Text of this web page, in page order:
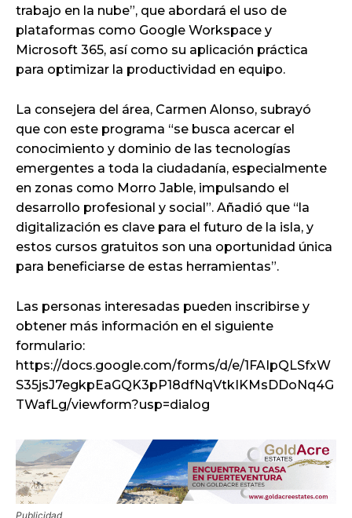
trabajo en la nube”, que abordará el uso de
plataformas como Google Workspace y
Microsoft 365, así como su aplicación práctica
para optimizar la productividad en equipo.
La consejera del área, Carmen Alonso, subrayó
que con este programa “se busca acercar el
conocimiento y dominio de las tecnologías
emergentes a toda la ciudadanía, especialmente
en zonas como Morro Jable, impulsando el
desarrollo profesional y social”. Añadió que “la
digitalización es clave para el futuro de la isla, y
estos cursos gratuitos son una oportunidad única
para beneficiarse de estas herramientas”.
Las personas interesadas pueden inscribirse y
obtener más información en el siguiente
formulario:
https://docs.google.com/forms/d/e/1FAIpQLSfxW
S35jsJ7egkpEaGQK3pP18dfNqVtkIKMsDDoNq4G
TWafLg/viewform?usp=dialog
Publicidad